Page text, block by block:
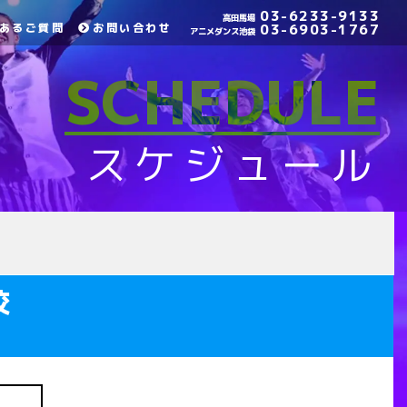
るご質問 お問い合わせ
高田馬場 03-6233-9133
アニメダンス池袋 03-6903-1767
SCHEDULE
スケジュール